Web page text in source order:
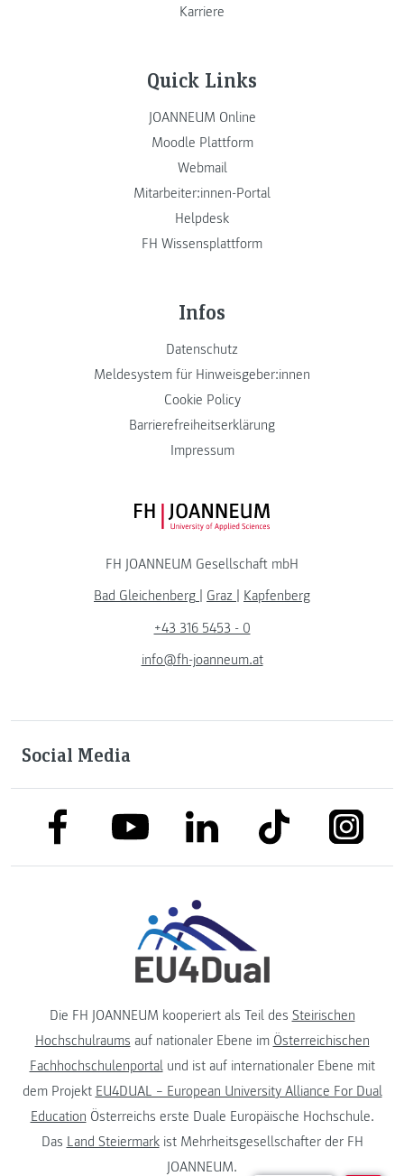
Karriere
Quick Links
JOANNEUM Online
Moodle Plattform
Webmail
Mitarbeiter:innen-Portal
Helpdesk
FH Wissensplattform
Infos
Datenschutz
Meldesystem für Hinweisgeber:innen
Cookie Policy
Barrierefreiheitserklärung
Impressum
FH JOANNEUM Logo
FH JOANNEUM Gesellschaft mbH
Bad Gleichenberg
Graz
Kapfenberg
+43 316 5453 - 0
info@fh-joanneum.at
Social Media
link to facebooklink to youtubelink to linkedinlink to tiktok
Die FH JOANNEUM kooperiert als Teil des Steirischen
Hochschulraums auf nationaler Ebene im Österreichischen
Fachhochschulenportalund ist auf internationaler Ebene mit
dem Projekt EU4DUAL – European University Alliance For Dual
Education Österreichs erste Duale Europäische Hochschule.
Das Land Steiermarkist Mehrheitsgesellschafter der FH
JOANNEUM.